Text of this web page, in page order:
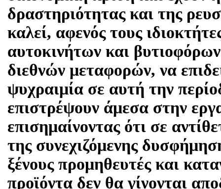
δραστηριότητας και της
καλεί, αφενός τους
αυτοκινήτων και
διεθνών μεταφορών, να
ψυχραιμία σε αυτή την
επιστρέψουν άμεσα στην
επισημαίνοντας ότι σε
της συνεχιζόμενης
ξένους προμηθευτές και
προϊόντα δεν θα γίνονται